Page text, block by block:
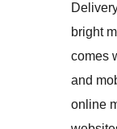
bright
comes
and
online